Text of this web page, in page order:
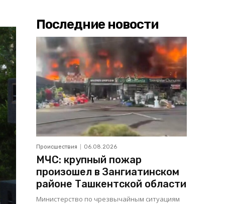
Последние новости
Происшествия 06.08.2026
МЧС: крупный пожар
произошел в Зангиатинском
районе Ташкентской области
Министерство по чрезвычайным ситуациям